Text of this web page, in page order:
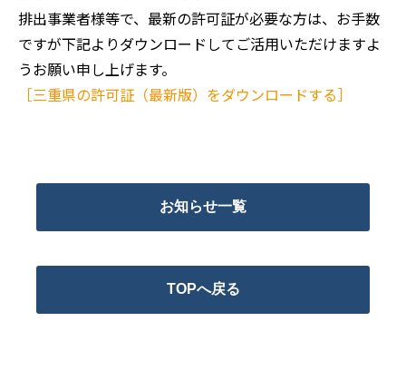
排出事業者様等で、最新の許可証が必要な方は、お手数
ですが下記よりダウンロードしてご活用いただけますよ
うお願い申し上げます。
［三重県の許可証（最新版）をダウンロードする］
お知らせ一覧
TOPへ戻る